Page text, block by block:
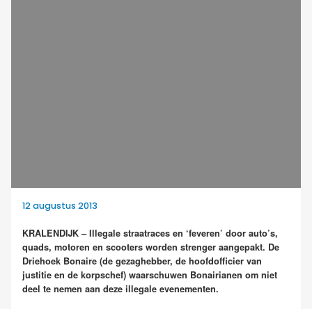
12 augustus 2013
KRALENDIJK – Illegale straatraces en ‘feveren’ door auto’s,
quads, motoren en scooters worden strenger aangepakt. De
Driehoek Bonaire (de gezaghebber, de hoofdofficier van
justitie en de korpschef) waarschuwen Bonairianen om niet
deel te nemen aan deze illegale evenementen.